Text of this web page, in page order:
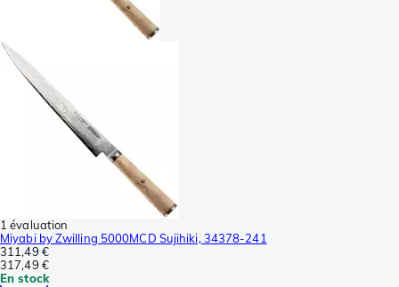
1 évaluation
Miyabi by Zwilling 5000MCD Sujihiki, 34378-241
311,49 €
317,49 €
En stock